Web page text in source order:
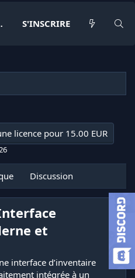
S'INSCRIRE
licence pour 15.00 EUR
Discussion
et
interface d’inventaire
intégrée à un